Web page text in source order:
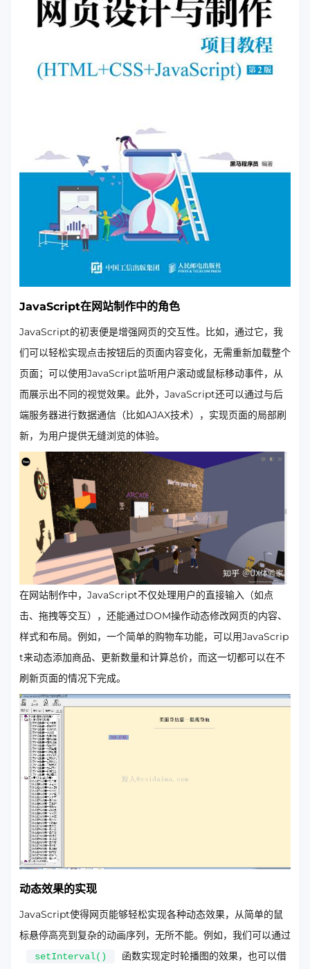
JavaScript在网站制作中的角色
JavaScript的初衷便是增强网页的交互性。比如，通过它，我
们可以轻松实现点击按钮后的页面内容变化，无需重新加载整个
页面；可以使用JavaScript监听用户滚动或鼠标移动事件，从
而展示出不同的视觉效果。此外，JavaScript还可以通过与后
端服务器进行数据通信（比如AJAX技术），实现页面的局部刷
新，为用户提供无缝浏览的体验。
在网站制作中，JavaScript不仅处理用户的直接输入（如点
击、拖拽等交互），还能通过DOM操作动态修改网页的内容、
样式和布局。例如，一个简单的购物车功能，可以用JavaScrip
t来动态添加商品、更新数量和计算总价，而这一切都可以在不
刷新页面的情况下完成。
动态效果的实现
JavaScript使得网页能够轻松实现各种动态效果，从简单的鼠
标悬停高亮到复杂的动画序列，无所不能。例如，我们可以通过
setInterval()
函数实现定时轮播图的效果，也可以借